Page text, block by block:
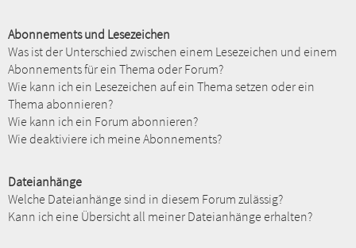
Abonnements und Lesezeichen
Was ist der Unterschied zwischen einem Lesezeichen und einem
Abonnements für ein Thema oder Forum?
Wie kann ich ein Lesezeichen auf ein Thema setzen oder ein
Thema abonnieren?
Wie kann ich ein Forum abonnieren?
Wie deaktiviere ich meine Abonnements?
Dateianhänge
Welche Dateianhänge sind in diesem Forum zulässig?
Kann ich eine Übersicht all meiner Dateianhänge erhalten?